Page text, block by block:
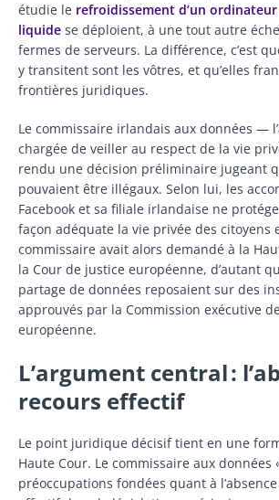
étudie le refroidissement d’un
liquide se déploient, à une tout autre
fermes de serveurs. La différence, c’est
y transitent sont les vôtres, et qu’elles
frontières juridiques.
Le commissaire irlandais aux données —
chargée de veiller au respect de la vie
rendu une décision préliminaire jugeant
pouvaient être illégaux. Selon lui, les
Facebook et sa filiale irlandaise ne
façon adéquate la vie privée des citoyens
commissaire avait alors demandé à la
la Cour de justice européenne, d’autant
partage de données reposaient sur des
approuvés par la Commission exécutive
européenne.
L’argument central :
recours effectif
Le point juridique décisif tient en une
Haute Cour. Le commissaire aux données
préoccupations fondées quant à